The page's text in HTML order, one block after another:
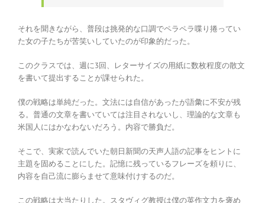
それを聞きながら、普段は挑発的な口調でペラペラ喋り捲ってい
た女の子たちが苦笑いしていたのが印象的だった。
このクラスでは、週に3回、レターサイズの用紙に数枚程度の散文
を書いて提出することが課せられた。
僕の戦略は単純だった。文法には自信があったが語彙に不安が残
る。普通の文章を書いていては注目されないし、理論的な文章も
米国人にはかなわないだろう。内容で勝負だ。
そこで、実家で読んでいた朝日新聞の天声人語の記事をヒントに
主題を固めることにした。記憶に残っているフレーズを頼りに、
内容を自己流に膨らませて意味付けするのだ。
この戦略は大当たりした。スタヴィグ教授は僕の英作文力を褒め